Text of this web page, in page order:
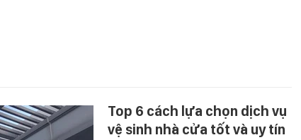
Top 6 cách lựa chọn dịch vụ
vệ sinh nhà cửa tốt và uy tín